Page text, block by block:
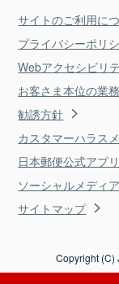
サイトのご利用に
プライバシーポリ
Webアクセシビリ
お客さま本位の業
勧誘方針
カスタマーハラス
日本郵便公式アプ
ソーシャルメディア
サイトマップ
Copyright (C)